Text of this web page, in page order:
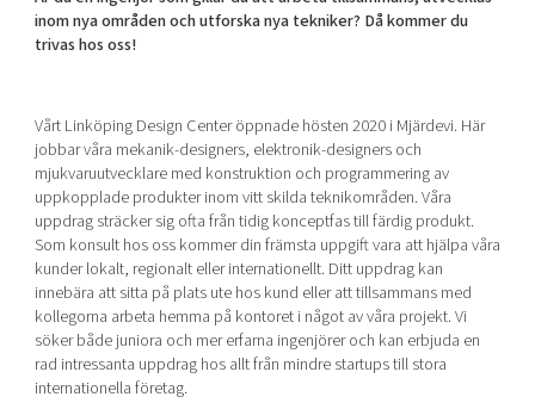
Visual technologies
Shaping cities and regions
Bright East
East Sweden Tech Women
Reversed mentorship
Current offers and activities
Tech startups
Upscaling
Startup & industry collaboration
Offers to boost your business
Funding opportunities
Our story, mission & vision
Our community of companies
Publications
Project toolbox
Our clusters
Reach out to us
Locations
40 years anniversary
inom nya områden och utforska nya tekniker? Då kommer du
trivas hos oss!
Vårt Linköping Design Center öppnade hösten 2020 i Mjärdevi. Här
jobbar våra mekanik-designers, elektronik-designers och
mjukvaruutvecklare med konstruktion och programmering av
uppkopplade produkter inom vitt skilda teknikområden. Våra
uppdrag sträcker sig ofta från tidig konceptfas till färdig produkt.
Som konsult hos oss kommer din främsta uppgift vara att hjälpa våra
kunder lokalt, regionalt eller internationellt. Ditt uppdrag kan
innebära att sitta på plats ute hos kund eller att tillsammans med
kollegorna arbeta hemma på kontoret i något av våra projekt. Vi
söker både juniora och mer erfarna ingenjörer och kan erbjuda en
rad intressanta uppdrag hos allt från mindre startups till stora
internationella företag.